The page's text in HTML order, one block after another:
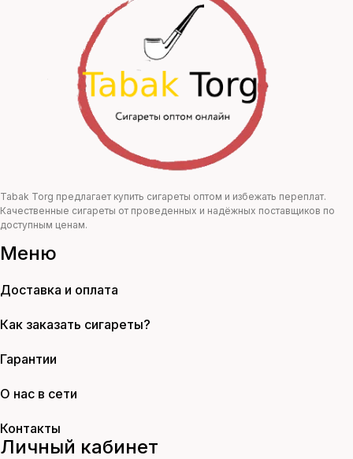
составляла
300,00 ₽.
165,00 ₽.
Tabak Torg предлагает купить сигареты оптом и избежать переплат.
Качественные сигареты от проведенных и надёжных поставщиков по
доступным ценам.
Меню
Доставка и оплата
Как заказать сигареты?
Гарантии
О нас в сети
Контакты
Личный кабинет